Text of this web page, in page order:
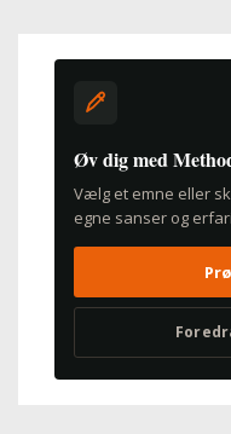
Øv dig med
Vælg et emne eller
egne sanser og